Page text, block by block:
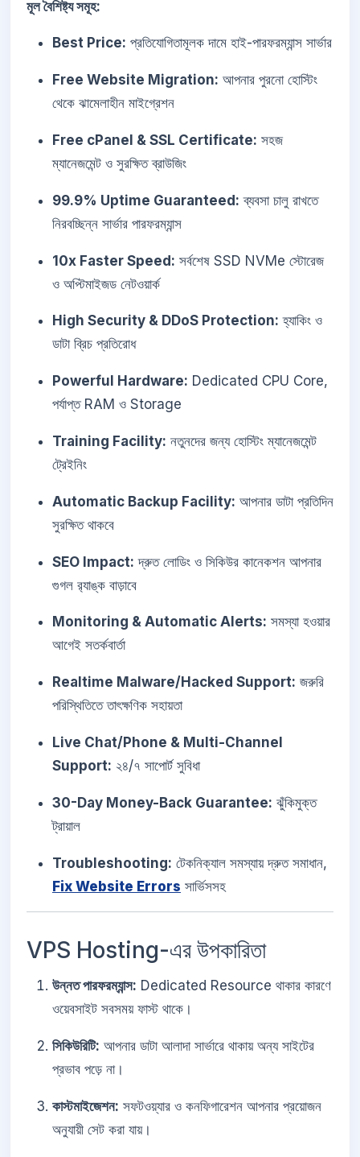
মূল বৈশিষ্ট্য সমূহ:
Best Price: প্রতিযোগিতামূলক দামে হাই-পারফরম্যান্স সার্ভার
Free Website Migration: আপনার পুরনো হোস্টিং
থেকে ঝামেলাহীন মাইগ্রেশন
Free cPanel & SSL Certificate: সহজ
ম্যানেজমেন্ট ও সুরক্ষিত ব্রাউজিং
99.9% Uptime Guaranteed: ব্যবসা চালু রাখতে
নিরবচ্ছিন্ন সার্ভার পারফরম্যান্স
10x Faster Speed: সর্বশেষ SSD NVMe স্টোরেজ
ও অপ্টিমাইজড নেটওয়ার্ক
High Security & DDoS Protection: হ্যাকিং ও
ডাটা ব্রিচ প্রতিরোধ
Powerful Hardware: Dedicated CPU Core,
পর্যাপ্ত RAM ও Storage
Training Facility: নতুনদের জন্য হোস্টিং ম্যানেজমেন্ট
ট্রেইনিং
Automatic Backup Facility: আপনার ডাটা প্রতিদিন
সুরক্ষিত থাকবে
SEO Impact: দ্রুত লোডিং ও সিকিউর কানেকশন আপনার
গুগল র‍্যাঙ্ক বাড়াবে
Monitoring & Automatic Alerts: সমস্যা হওয়ার
আগেই সতর্কবার্তা
Realtime Malware/Hacked Support: জরুরি
পরিস্থিতিতে তাৎক্ষণিক সহায়তা
Live Chat/Phone & Multi-Channel
Support: ২৪/৭ সাপোর্ট সুবিধা
30-Day Money-Back Guarantee: ঝুঁকিমুক্ত
ট্রায়াল
Troubleshooting: টেকনিক্যাল সমস্যায় দ্রুত সমাধান,
Fix Website Errors সার্ভিসসহ
VPS Hosting-এর উপকারিতা
উন্নত পারফরম্যান্স: Dedicated Resource থাকার কারণে
ওয়েবসাইট সবসময় ফাস্ট থাকে।
সিকিউরিটি: আপনার ডাটা আলাদা সার্ভারে থাকায় অন্য সাইটের
প্রভাব পড়ে না।
কাস্টমাইজেশন: সফটওয়্যার ও কনফিগারেশন আপনার প্রয়োজন
অনুযায়ী সেট করা যায়।